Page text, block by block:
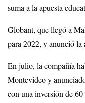
suma a la apuesta
Globant, que llegó a
para 2022, y anunció la
En julio, la compañía
Montevideo y
con una inversión de